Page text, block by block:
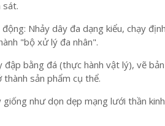
sát.
Nhảy dây đa dạng kiểu, chạy
"bộ xử lý đa nhân".
đập bằng đá (thực hành vật lý), vẽ
sản phẩm cụ thể.
như dọn dẹp mạng lưới thần